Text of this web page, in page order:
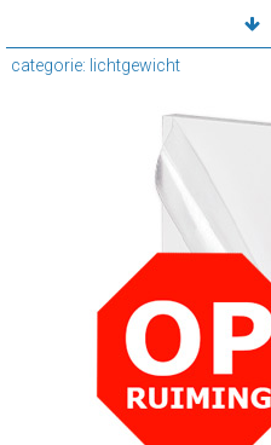
categorie: lichtgewicht